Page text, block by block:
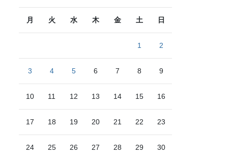
月 火 水 木 金 土 日
1 2
3 4 5 6 7 8 9
10 11 12 13 14 15 16
17 18 19 20 21 22 23
24 25 26 27 28 29 30